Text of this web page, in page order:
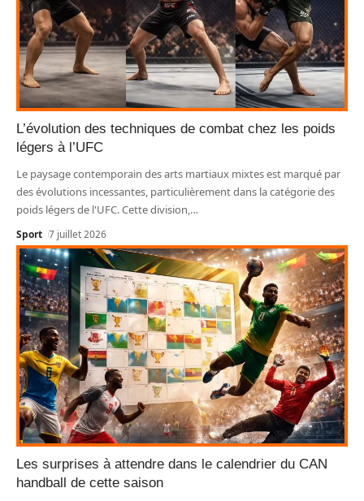
L’évolution des techniques de combat chez les poids
légers à l’UFC
Le paysage contemporain des arts martiaux mixtes est marqué par
des évolutions incessantes, particulièrement dans la catégorie des
poids légers de l'UFC. Cette division, …
Sport 7 juillet 2026
Les surprises à attendre dans le calendrier du CAN
handball de cette saison